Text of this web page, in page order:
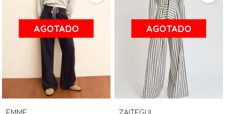
AGOTADO AGOTADO